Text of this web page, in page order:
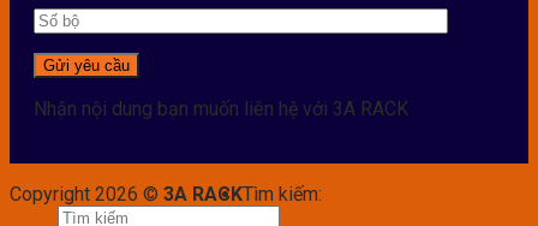
Nhận nội dung bạn muốn liên hệ với 3A RACK
Copyright 2026 © 3A RACKTìm kiếm: